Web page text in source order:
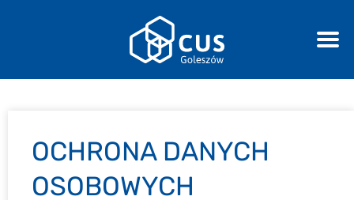
OCHRONA DANYCH
OSOBOWYCH